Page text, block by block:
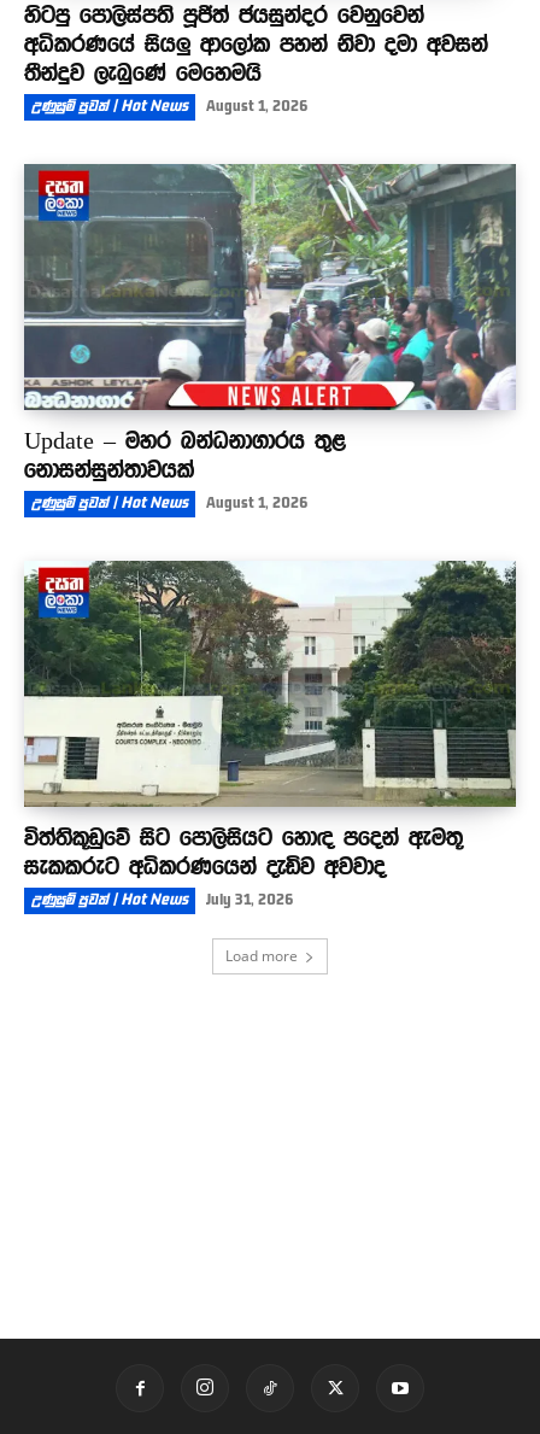
හිටපු පොලිස්පති පූජිත් ජයසුන්දර වෙනුවෙන්
අධිකරණයේ සියලු ආලෝක පහන් නිවා දමා අවසන්
තීන්දුව ලැබුණේ මෙහෙමයි
උණුසුම් පුවත් | Hot News August 1, 2026
Update – මහර බන්ධනාගාරය තුළ
නොසන්සුන්තාවයක්
උණුසුම් පුවත් | Hot News August 1, 2026
විත්තිකූඩුවේ සිට පොලිසියට හොඳ පදෙන් ඇමතූ
සැකකරුට අධිකරණයෙන් දැඩිව අවවාද
උණුසුම් පුවත් | Hot News July 31, 2026
Load more